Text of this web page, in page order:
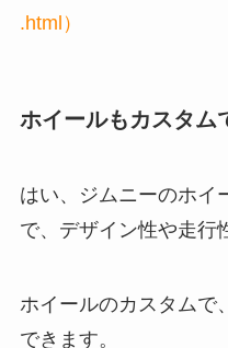
.html）
ホイールもカスタム
はい、ジムニーのホイ
で、デザイン性や走行
ホイールのカスタムで
できます。